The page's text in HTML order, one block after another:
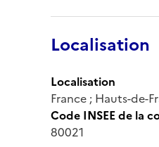
Localisation
Localisation
France ; Hauts-de-
Code INSEE de la
80021